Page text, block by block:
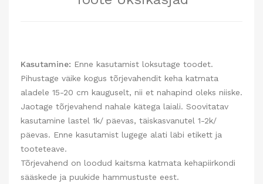
Kasutamine: Enne kasutamist loksutage toodet.
Pihustage väike kogus tõrjevahendit keha katmata
aladele 15-20 cm kauguselt, nii et nahapind oleks niiske.
Jaotage tõrjevahend nahale kätega laiali. Soovitatav
kasutamine lastel 1k/ päevas, täiskasvanutel 1-2k/
päevas. Enne kasutamist lugege alati läbi etikett ja
tooteteave.
Tõrjevahend on loodud kaitsma katmata kehapiirkondi
sääskede ja puukide hammustuste eest.